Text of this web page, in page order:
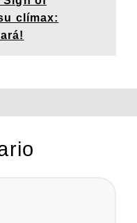
clímax: